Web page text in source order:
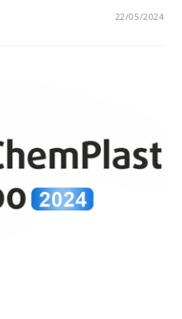
22/05/2024